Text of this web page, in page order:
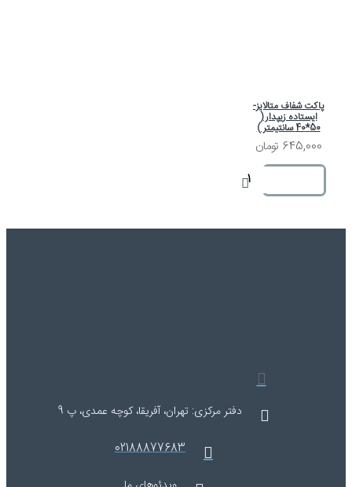
پاکت شفاف متالایز-
ایستاده زیپدار (
645,000 تومان
دفتر مرکزی: تهران، آفریقا، کوچه عمدی، پ 9
02188877683